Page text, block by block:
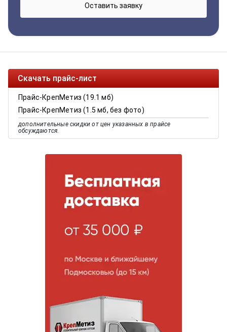
Скачать прайс-лист
Прайс-КрепМетиз (19.1 мб)
Прайс-КрепМетиз (1.5 мб, без фото)
дополнительные скидки от цен указанных в прайсе
обсуждаются.